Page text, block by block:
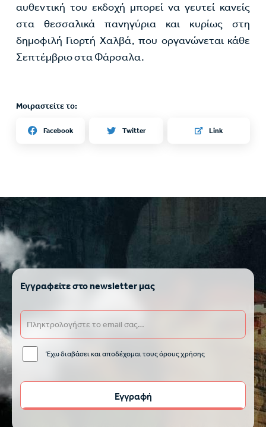
αυθεντική του εκδοχή μπορεί να γευτεί κανείς
στα θεσσαλικά πανηγύρια και κυρίως στη
δημοφιλή Γιορτή Χαλβά, που οργανώνεται κάθε
Σεπτέμβριο στα Φάρσαλα.
Μοιραστείτε το:
Facebook Twitter Link
Εγγραφείτε στο newsletter μας
Έχω διαβάσει και αποδέχομαι τους όρους χρήσης